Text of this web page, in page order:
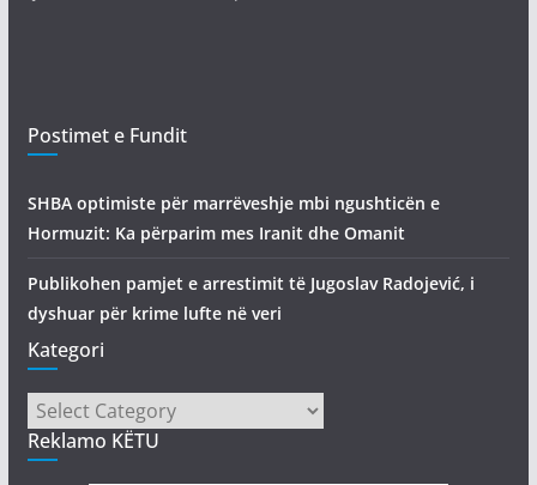
Postimet e Fundit
SHBA optimiste për marrëveshje mbi ngushticën e
Hormuzit: Ka përparim mes Iranit dhe Omanit
Publikohen pamjet e arrestimit të Jugoslav Radojević, i
dyshuar për krime lufte në veri
Kategori
Kategori
Reklamo KËTU